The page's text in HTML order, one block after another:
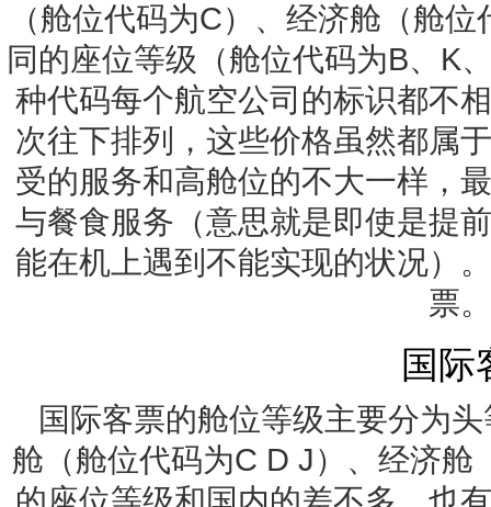
（舱位代码为C）、经济舱（舱
同的座位等级（舱位代码为B、K
种代码每个航空公司的标识都不
次往下排列，这些价格虽然都属
受的服务和高舱位的不大一样，
与餐食服务（意思就是即使是提
能在机上遇到不能实现的状况）
票。
国际
国际客票的舱位等级主要分为
舱（舱位代码为C D J）、经济舱